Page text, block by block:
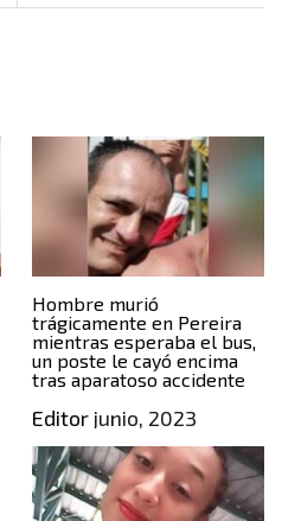
Hombre murió
trágicamente en Pereira
mientras esperaba el bus,
un poste le cayó encima
tras aparatoso accidente
Editorjunio, 2023